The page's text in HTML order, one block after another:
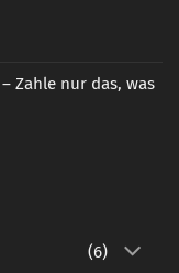
Zahle nur das, was
(6)